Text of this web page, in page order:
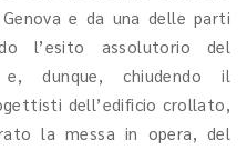
e da una delle parti
l’esito assolutorio del
e, dunque, chiudendo il
dell’edificio crollato,
la messa in opera, del